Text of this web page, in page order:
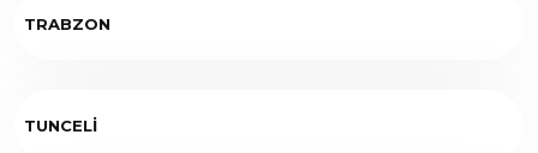
TRABZON
TUNCELİ